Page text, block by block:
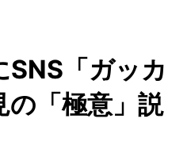
SNS「ガッカ
「極意」説